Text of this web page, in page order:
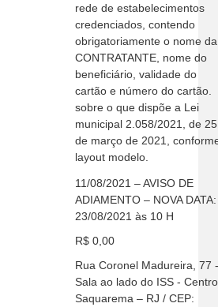
rede de estabelecimentos
credenciados, contendo
obrigatoriamente o nome da
CONTRATANTE, nome do
beneficiário, validade do
cartão e número do cartão.
sobre o que dispõe a Lei
municipal 2.058/2021, de 25
de março de 2021,
layout modelo.
11/08/2021 – AVISO DE
ADIAMENTO – NOVA DATA:
23/08/2021 às 10 H
R$ 0,00
Rua Coronel Madureira, 77 -
Sala ao lado do ISS -
Saquarema – RJ / CEP: